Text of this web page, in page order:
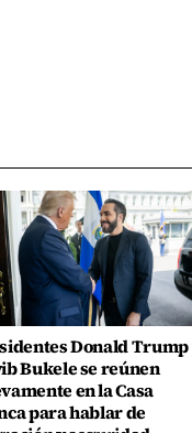
Donald Trump
Bukele se reúnen
en la Casa
para hablar de